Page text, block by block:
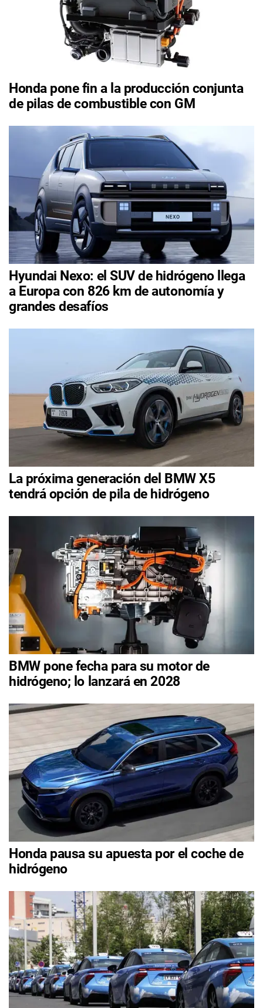
Honda pone fin a la producción conjunta
de pilas de combustible con GM
Hyundai Nexo: el SUV de hidrógeno llega
a Europa con 826 km de autonomía y
grandes desafíos
La próxima generación del BMW X5
tendrá opción de pila de hidrógeno
BMW pone fecha para su motor de
hidrógeno; lo lanzará en 2028
Honda pausa su apuesta por el coche de
hidrógeno